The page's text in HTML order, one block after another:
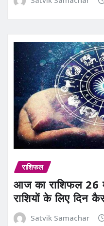
राशिफल
आज का राशिफल 26
राशियों के लिए दिन
Satvik Samachar